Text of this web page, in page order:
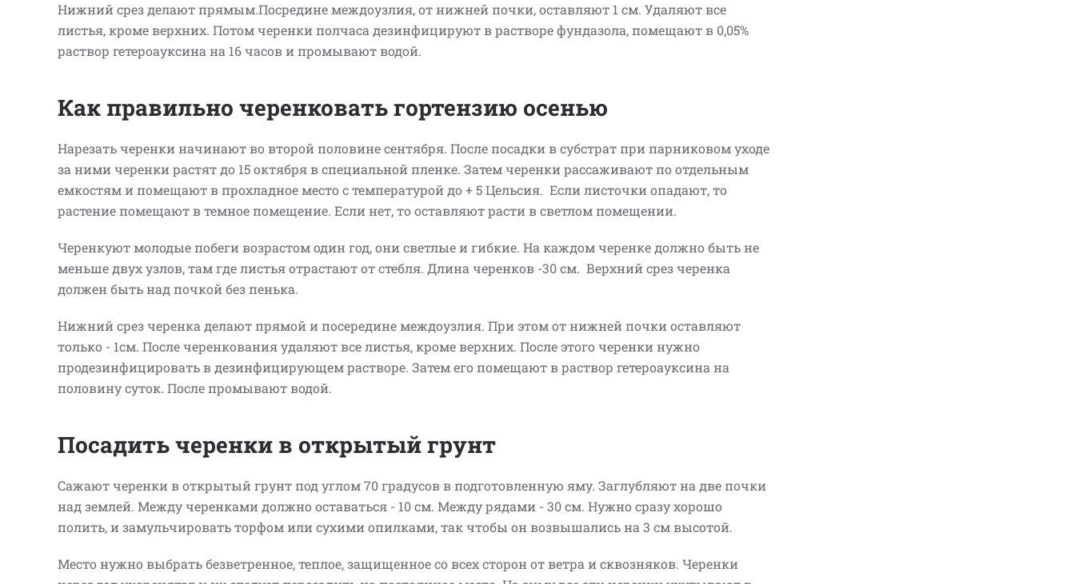
Нижний срез делают прямым.Посредине междоузлия, от нижней почки, оставляют 1 см. Удаляют все
листья, кроме верхних. Потом черенки полчаса дезинфицируют в растворе фундазола, помещают в 0,05%
раствор гетероауксина на 16 часов и промывают водой.
Как правильно черенковать гортензию осенью
Нарезать черенки начинают во второй половине сентября. После посадки в субстрат при парниковом уходе
за ними черенки растят до 15 октября в специальной пленке. Затем черенки рассаживают по отдельным
емкостям и помещают в прохладное место с температурой до + 5 Цельсия. Если листочки опадают, то
растение помещают в темное помещение. Если нет, то оставляют расти в светлом помещении.
Черенкуют молодые побеги возрастом один год, они светлые и гибкие. На каждом черенке должно быть не
меньше двух узлов, там где листья отрастают от стебля. Длина черенков -30 см. Верхний срез черенка
должен быть над почкой без пенька.
Нижний срез черенка делают прямой и посередине междоузлия. При этом от нижней почки оставляют
только - 1см. После черенкования удаляют все листья, кроме верхних. После этого черенки нужно
продезинфицировать в дезинфицирующем растворе. Затем его помещают в раствор гетероауксина на
половину суток. После промывают водой.
Посадить черенки в открытый грунт
Сажают черенки в открытый грунт под углом 70 градусов в подготовленную яму. Заглубляют на две почки
над землей. Между черенками должно оставаться - 10 см. Между рядами - 30 см. Нужно сразу хорошо
полить, и замульчировать торфом или сухими опилками, так чтобы он возвышались на 3 см высотой.
Место нужно выбрать безветренное, теплое, защищенное со всех сторон от ветра и сквозняков. Черенки